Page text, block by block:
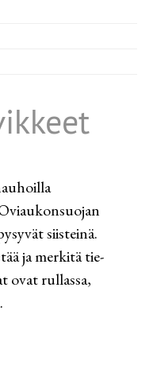
siisteinä.
ja merkitä tie-
ovat rullassa,